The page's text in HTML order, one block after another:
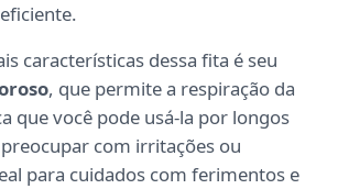
características dessa fita é seu
, que permite a respiração da
que você pode usá-la por longos
com irritações ou
para cuidados com ferimentos e